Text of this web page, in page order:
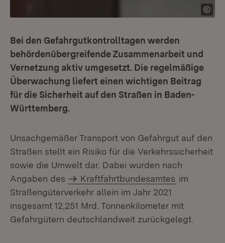
Bei den Gefahrgutkontrolltagen werden
behördenübergreifende Zusammenarbeit und
Vernetzung aktiv umgesetzt. Die regelmäßige
Überwachung liefert einen wichtigen Beitrag
für die Sicherheit auf den Straßen in Baden-
Württemberg.
Unsachgemäßer Transport von Gefahrgut auf den
Straßen stellt ein Risiko für die Verkehrssicherheit
sowie die Umwelt dar. Dabei wurden nach
Angaben des
Kraftfahrtbundesamtes im
Straßengüterverkehr allein im Jahr 2021
insgesamt 12,251 Mrd. Tonnenkilometer mit
Gefahrgütern deutschlandweit zurückgelegt.